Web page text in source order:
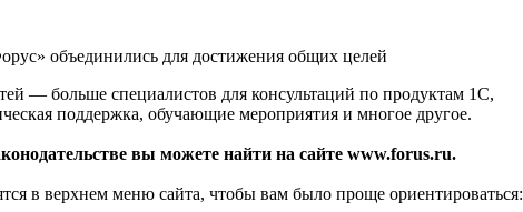
объединились для достижения общих целей
— больше специалистов для консультаций по продуктам 1С,
поддержка, обучающие мероприятия и многое другое.
вы можете найти на сайте www.forus.ru.
в верхнем меню сайта, чтобы вам было проще ориентироваться: